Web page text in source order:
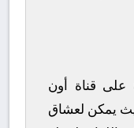
على قناة أون
حيث يمكن لعشاق